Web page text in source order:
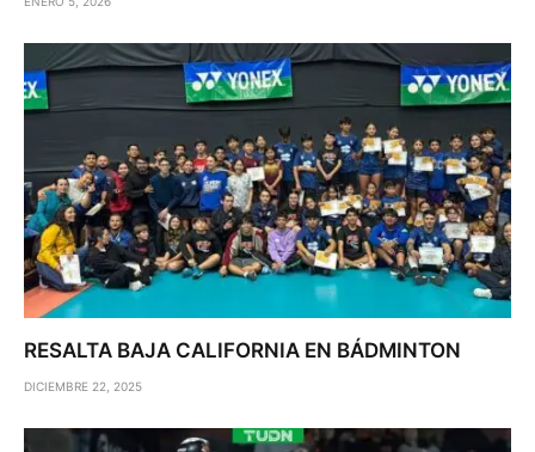
RESALTA BAJA CALIFORNIA EN BÁDMINTON
DICIEMBRE 22, 2025